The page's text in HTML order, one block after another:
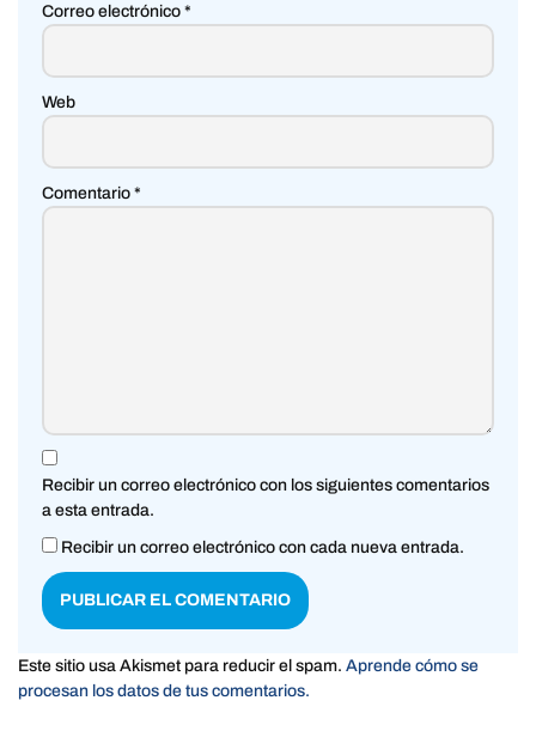
Correo electrónico *
Web
Comentario *
Recibir un correo electrónico con los siguientes comentarios
a esta entrada.
Recibir un correo electrónico con cada nueva entrada.
Este sitio usa Akismet para reducir el spam. Aprende cómo se
procesan los datos de tus comentarios.